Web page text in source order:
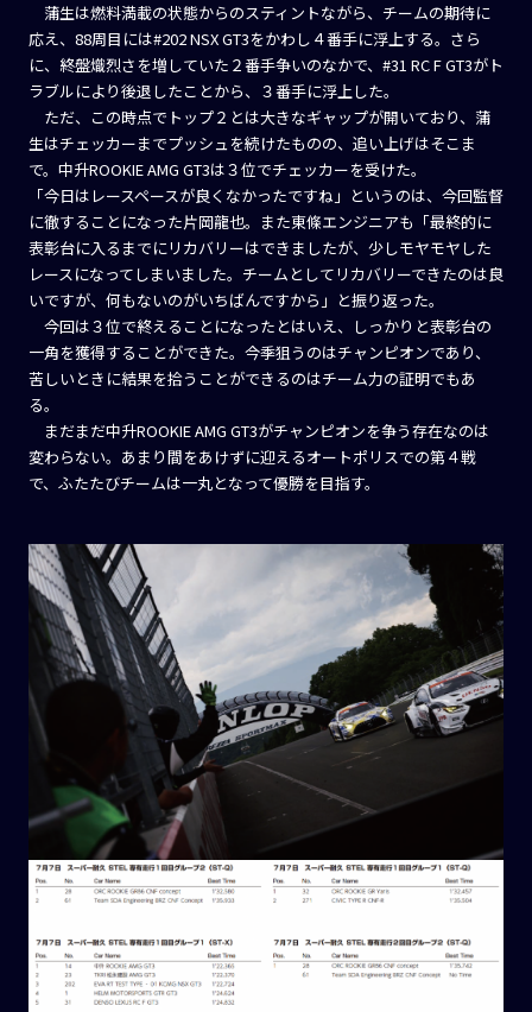
蒲生は燃料満載の状態からのスティントながら、チームの期待に
応え、88周目には#202 NSX GT3をかわし４番手に浮上する。さら
に、終盤熾烈さを増していた２番手争いのなかで、#31 RC F GT3がト
ラブルにより後退したことから、３番手に浮上した。
ただ、この時点でトップ２とは大きなギャップが開いており、蒲
生はチェッカーまでプッシュを続けたものの、追い上げはそこま
で。中升ROOKIE AMG GT3は３位でチェッカーを受けた。
「今日はレースペースが良くなかったですね」というのは、今回監督
に徹することになった片岡龍也。また東條エンジニアも「最終的に
表彰台に入るまでにリカバリーはできましたが、少しモヤモヤした
レースになってしまいました。チームとしてリカバリーできたのは良
いですが、何もないのがいちばんですから」と振り返った。
今回は３位で終えることになったとはいえ、しっかりと表彰台の
一角を獲得することができた。今季狙うのはチャンピオンであり、
苦しいときに結果を拾うことができるのはチーム力の証明でもあ
る。
まだまだ中升ROOKIE AMG GT3がチャンピオンを争う存在なのは
変わらない。あまり間をあけずに迎えるオートポリスでの第４戦
で、ふたたびチームは一丸となって優勝を目指す。